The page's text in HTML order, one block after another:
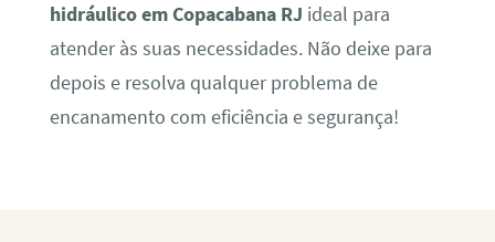
hidráulico em Copacabana RJ ideal para
atender às suas necessidades. Não deixe para
depois e resolva qualquer problema de
encanamento com eficiência e segurança!